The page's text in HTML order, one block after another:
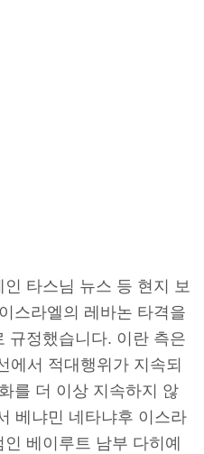
타스님 뉴스 등 현지 보
스라엘의 레바논 타격을
규정했습니다. 이란 측은
에서 적대행위가 지속되
를 더 이상 지속하지 않
베냐민 네타냐후 이스라
베이루트 남부 다히예